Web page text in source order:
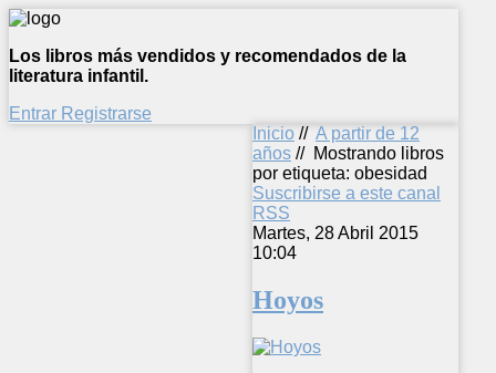
Los libros más vendidos y recomendados de la
literatura infantil.
Entrar Registrarse
Inicio // A partir de 12
años // Mostrando libros
por etiqueta: obesidad
Suscribirse a este canal
RSS
Martes, 28 Abril 2015
10:04
Hoyos